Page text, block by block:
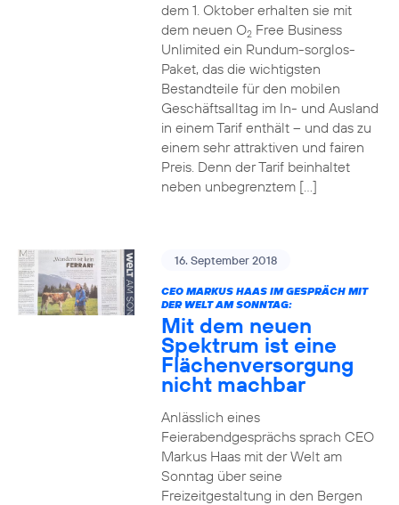
dem 1. Oktober erhalten sie mit
dem neuen O2Free Business
Unlimited ein Rundum-sorglos-
Paket, das die wichtigsten
Bestandteile für den mobilen
Geschäftsalltag im In- und Ausland
in einem Tarif enthält – und das zu
einem sehr attraktiven und fairen
Preis. Denn der Tarif beinhaltet
neben unbegrenztem […]
16. September 2018
CEO MARKUS HAAS IM GESPRÄCH MIT
DER WELT AM SONNTAG:
Mit dem neuen
Spektrum ist eine
Flächenversorgung
nicht machbar
Anlässlich eines
Feierabendgesprächs sprach CEO
Markus Haas mit der Welt am
Sonntag über seine
Freizeitgestaltung in den Bergen